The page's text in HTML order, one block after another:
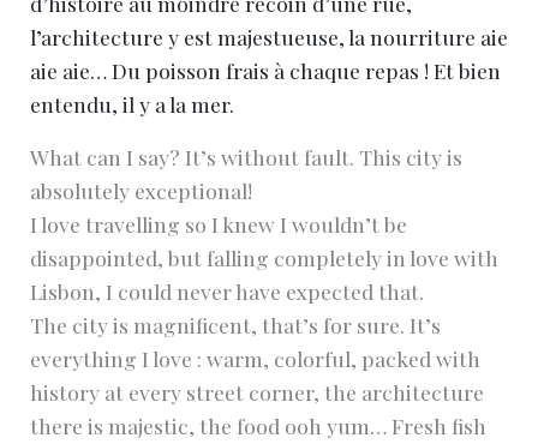
l’architecture y est majestueuse, la nourriture aie
aie aie… Du poisson frais à chaque repas ! Et bien
entendu, il y a la mer.
What can I say? It’s without fault. This city is
absolutely exceptional!
I love travelling so I knew I wouldn’t be
disappointed, but falling completely in love with
Lisbon, I could never have expected that.
The city is magnificent, that’s for sure. It’s
everything I love : warm, colorful, packed with
history at every street corner, the architecture
there is majestic, the food ooh yum… Fresh fish